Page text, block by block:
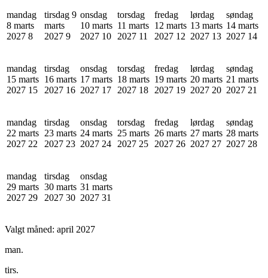
mandag
8 marts
2027 8
tirsdag 9
marts
2027 9
onsdag
10 marts
2027 10
torsdag
11 marts
2027 11
fredag
12 marts
2027 12
lørdag
13 marts
2027 13
søndag
14 marts
2027 14
mandag
15 marts
2027 15
tirsdag
16 marts
2027 16
onsdag
17 marts
2027 17
torsdag
18 marts
2027 18
fredag
19 marts
2027 19
lørdag
20 marts
2027 20
søndag
21 marts
2027 21
mandag
22 marts
2027 22
tirsdag
23 marts
2027 23
onsdag
24 marts
2027 24
torsdag
25 marts
2027 25
fredag
26 marts
2027 26
lørdag
27 marts
2027 27
søndag
28 marts
2027 28
mandag
29 marts
2027 29
tirsdag
30 marts
2027 30
onsdag
31 marts
2027 31
Valgt måned: april 2027
man.
tirs.